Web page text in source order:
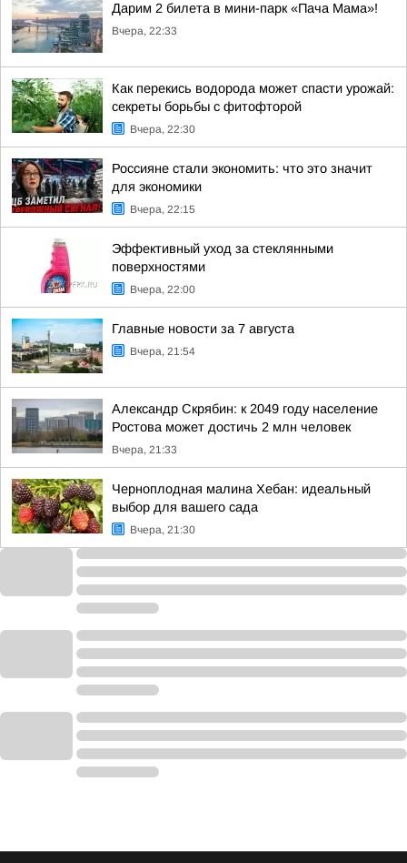
Дарим 2 билета в мини-парк «Пача Мама»!
Вчера, 22:33
Как перекись водорода может спасти урожай:
секреты борьбы с фитофторой
Вчера, 22:30
Россияне стали экономить: что это значит
для экономики
Вчера, 22:15
Эффективный уход за стеклянными
поверхностями
Вчера, 22:00
Главные новости за 7 августа
Вчера, 21:54
Александр Скрябин: к 2049 году население
Ростова может достичь 2 млн человек
Вчера, 21:33
Черноплодная малина Хебан: идеальный
выбор для вашего сада
Вчера, 21:30